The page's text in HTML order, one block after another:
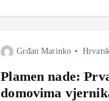
Grđan Marinko
Plamen nade:
domovima